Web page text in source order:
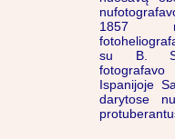
1857
su B.
Ispanijoje
darytose